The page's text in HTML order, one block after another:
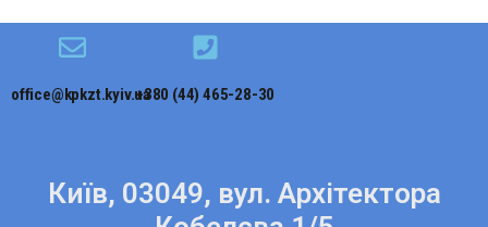
office@kpkzt.kyiv.ua+380 (44) 465-28-30
Київ, 03049, вул. Архітектора